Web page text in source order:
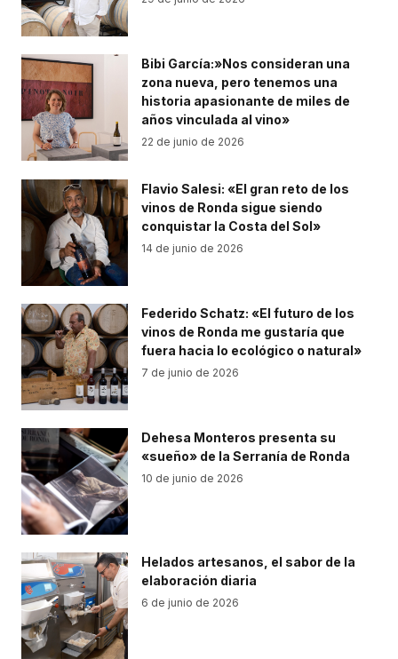
Bibi García:»Nos consideran una
zona nueva, pero tenemos una
historia apasionante de miles de
años vinculada al vino»
22 de junio de 2026
Flavio Salesi: «El gran reto de los
vinos de Ronda sigue siendo
conquistar la Costa del Sol»
14 de junio de 2026
Federido Schatz: «El futuro de los
vinos de Ronda me gustaría que
fuera hacia lo ecológico o natural»
7 de junio de 2026
Dehesa Monteros presenta su
«sueño» de la Serranía de Ronda
10 de junio de 2026
Helados artesanos, el sabor de la
elaboración diaria
6 de junio de 2026